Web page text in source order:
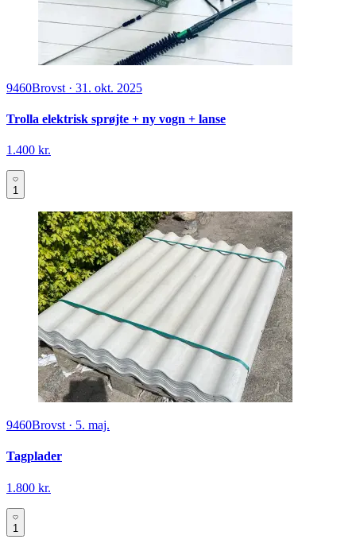
9460Brovst · 31. okt. 2025
Trolla elektrisk sprøjte + ny vogn + lanse
1.400 kr.
1
9460Brovst · 5. maj.
Tagplader
1.800 kr.
1